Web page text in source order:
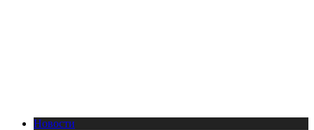
Новости